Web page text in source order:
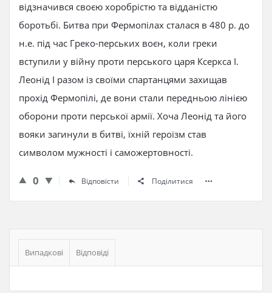
відзначився своєю хоробрістю та відданістю
боротьбі. Битва при Фермопілах сталася в 480 р. до
н.е. під час Греко-перських воєн, коли греки
вступили у війну проти перського царя Ксеркса І.
Леонід I разом із своїми спартанцями захищав
прохід Фермопілі, де вони стали передньою лінією
оборони проти перської армії. Хоча Леонід та його
вояки загинули в битві, їхній героїзм став
символом мужності і саможертовності.
0 Відповісти Поділитися
Бічна
панель
Випадкові Відповіді